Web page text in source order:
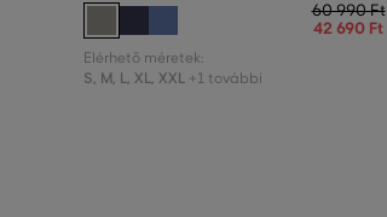
60 990 Ft
42 690 Ft
Elérhető méretek:
S, M, L, XL, XXL +1 további